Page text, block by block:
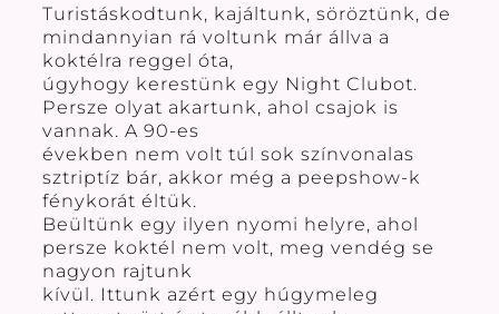
Turistáskodtunk, kajáltunk, söröztünk, de
mindannyian rá voltunk már állva a
koktélra reggel óta,
úgyhogy kerestünk egy Night Clubot.
Persze olyat akartunk, ahol csajok is
vannak. A 90-es
években nem volt túl sok színvonalas
sztriptíz bár, akkor még a peepshow-k
fénykorát éltük.
Beültünk egy ilyen nyomi helyre, ahol
persze koktél nem volt, meg vendég se
nagyon rajtunk
kívül. Ittunk azért egy húgymeleg